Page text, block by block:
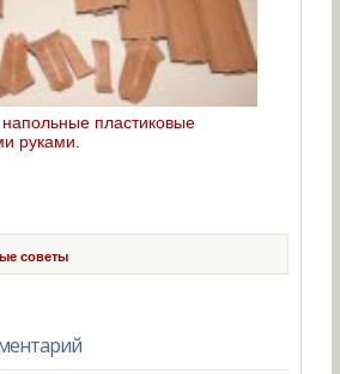
напольные пластиковые
руками.
советы